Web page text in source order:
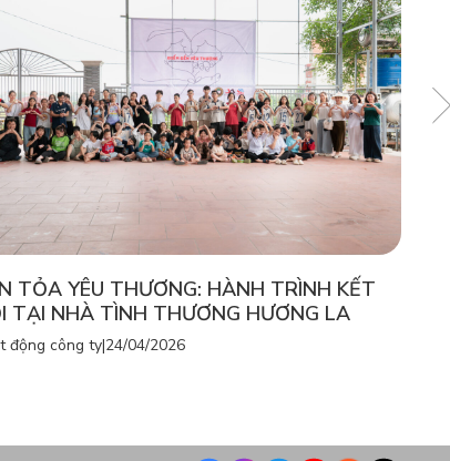
TỎA YÊU THƯƠNG: HÀNH TRÌNH KẾT
TẠI NHÀ TÌNH THƯƠNG HƯƠNG LA
động công ty|24/04/2026